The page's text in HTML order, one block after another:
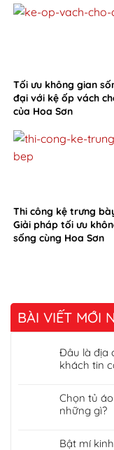
Tối ưu không gian
đại với kệ ốp vách
của Hoa Sơn
Thi công kệ trưng
Giải pháp tối ưu
sống cùng Hoa Sơn
BÀI VIẾT MỚI
Đâu là địa
khách tin
Chọn tủ
những gì?
Bật mí